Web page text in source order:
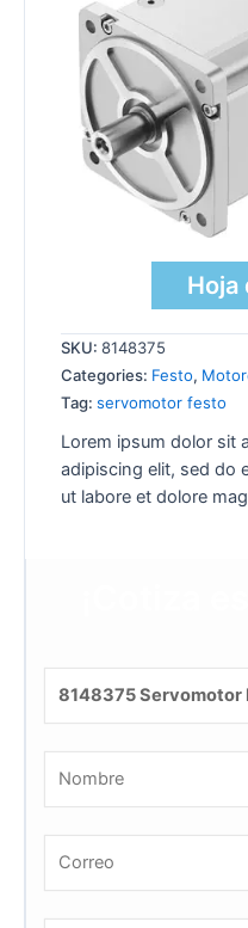
Hoja
SKU: 8148375
Categories: Festo,
Tag: servomotor festo
Lorem ipsum dolor sit
adipiscing elit, sed do
ut labore et dolore